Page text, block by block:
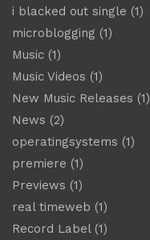
i blacked out single (1)
microblogging (1)
Music (1)
Music Videos (1)
New Music Releases (1)
News (2)
operatingsystems (1)
premiere (1)
Previews (1)
real timeweb (1)
Record Label(1)